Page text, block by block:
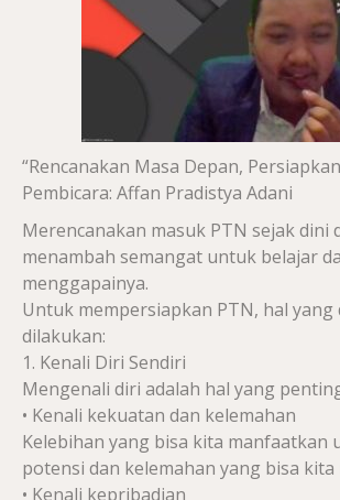
“Rencanakan Masa Depan,
Pembicara: Affan Pradistya Adani
Merencanakan masuk PTN sejak dini
menambah semangat untuk belajar
menggapainya.
Untuk mempersiapkan PTN, hal yang
dilakukan:
1. Kenali Diri Sendiri
Mengenali diri adalah hal yang
• Kenali kekuatan dan kelemahan
Kelebihan yang bisa kita manfaatkan
potensi dan kelemahan yang bisa kita
• Kenali kepribadian